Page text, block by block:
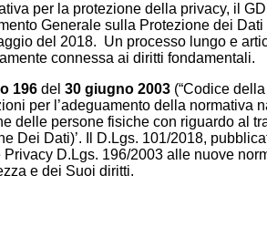
per la protezione della privacy, il
Generale sulla Protezione dei
del 2018. Un processo lungo e
connessa ai diritti fondamentali.
196 del 30 giugno 2003 (“Codice
per l’adeguamento della normativa
delle persone fisiche con riguardo al
Dei Dati)’. Il D.Lgs. 101/2018,
D.Lgs. 196/2003 alle nuove
e dei Suoi diritti.